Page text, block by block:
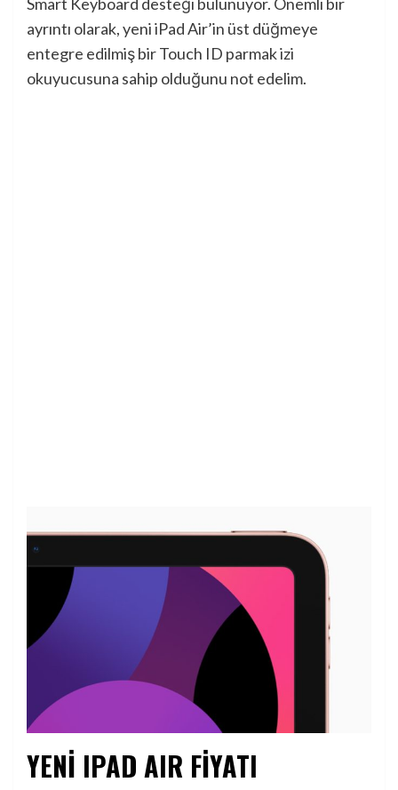
ayrıntı olarak, yeni iPad Air’in üst düğmeye
entegre edilmiş bir Touch ID parmak izi
okuyucusuna sahip olduğunu not edelim.
YENİ IPAD AIR FİYATI